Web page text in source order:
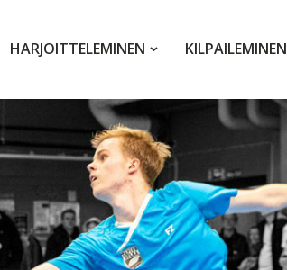
HARJOITTELEMINEN KILPAILEMINEN